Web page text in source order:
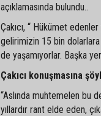
açıklamasında bulundu..
Çakıcı, “ Hükümet
gelirimizin 15 bin dolarlara
de yaşamıyorlar. Başka
Çakıcı konuşmasına
“Aslında muhtemelen bu
yıllardır rant elde eden,